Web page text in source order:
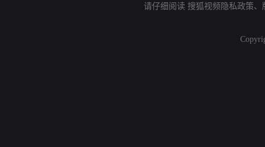
请仔细阅读 搜狐视频隐私政策、